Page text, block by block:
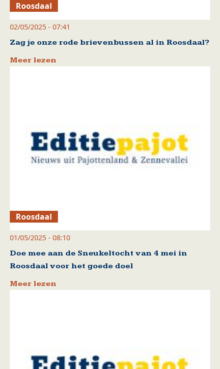
Roosdaal
02/05/2025 - 07:41
Zag je onze rode brievenbussen al in Roosdaal?
Meer lezen
Roosdaal
01/05/2025 - 08:10
Doe mee aan de Sneukeltocht van 4 mei in
Roosdaal voor het goede doel
Meer lezen